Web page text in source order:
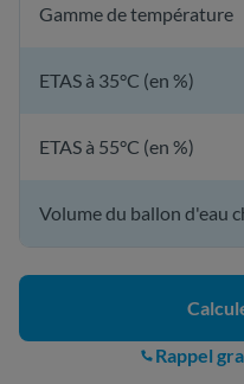
Gamme de température
ETAS à 35°C (en %)
ETAS à 55°C (en %)
Volume du ballon d'eau
Rappel